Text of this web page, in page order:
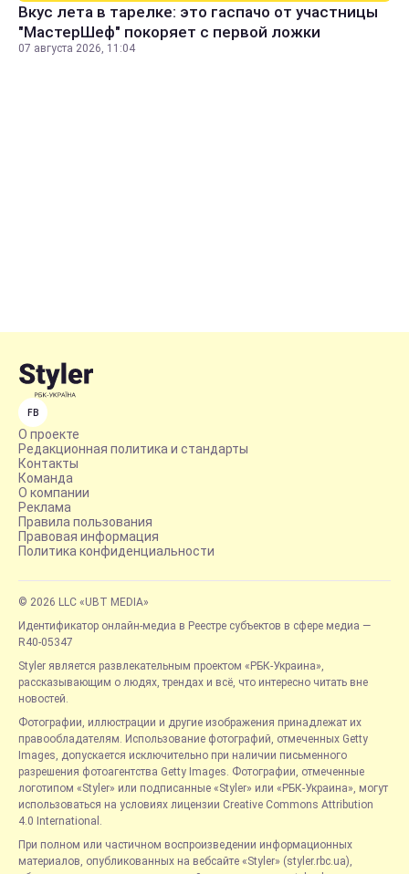
Вкус лета в тарелке: это гаспачо от участницы
"МастерШеф" покоряет с первой ложки
07 августа 2026, 11:04
FB
О проекте
Редакционная политика и стандарты
Контакты
Команда
О компании
Реклама
Правила пользования
Правовая информация
Политика конфиденциальности
© 2026 LLC «UBT MEDIA»
Идентификатор онлайн-медиа в Реестре субъектов в сфере медиа —
R40-05347
Styler является развлекательным проектом «РБК-Украина»,
рассказывающим о людях, трендах и всё, что интересно читать вне
новостей.
Фотографии, иллюстрации и другие изображения принадлежат их
правообладателям. Использование фотографий, отмеченных Getty
Images, допускается исключительно при наличии письменного
разрешения фотоагентства Getty Images. Фотографии, отмеченные
логотипом «Styler» или подписанные «Styler» или «РБК-Украина», могут
использоваться на условиях лицензии Creative Commons Attribution
4.0 International.
При полном или частичном воспроизведении информационных
материалов, опубликованных на вебсайте «Styler» (styler.rbc.ua),